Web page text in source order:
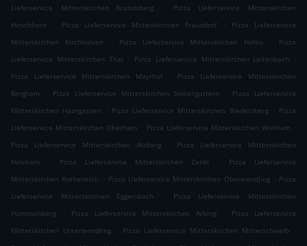
Lieferservice Mitterskirchen Krandsberg
.
Pizza Lieferservice Mitterskirchen
Hirschhorn
. Pizza Lieferservice Mitterskirchen Fraundorf .
Pizza Lieferservice
Mitterskirchen Kirchholzen
. Pizza Lieferservice Mitterskirchen Hofau .
Pizza
Lieferservice Mitterskirchen Thal
. Pizza Lieferservice Mitterskirchen Leitenbach
.
Pizza Lieferservice Mitterskirchen Mayrhof
.
Pizza Lieferservice Mitterskirchen
Bergham
. Pizza Lieferservice Mitterskirchen Siebengattern .
Pizza Lieferservice
Mitterskirchen Haargassen
. Pizza Lieferservice Mitterskirchen Biedersberg . Pizza
Lieferservice Mitterskirchen Oberham . Pizza Lieferservice Mitterskirchen Winiham .
Pizza Lieferservice Mitterskirchen Atzberg
.
Pizza Lieferservice Mitterskirchen
Holzham
. Pizza Lieferservice Mitterskirchen Zankl .
Pizza Lieferservice
Mitterskirchen Rotheneich
. Pizza Lieferservice Mitterskirchen Oberwendling . Pizza
Lieferservice Mitterskirchen Eggersbach
.
Pizza Lieferservice Mitterskirchen
Hummelsberg
. Pizza Lieferservice Mitterskirchen Arbing .
Pizza Lieferservice
Mitterskirchen Unterwendling
. Pizza Lieferservice Mitterskirchen Mitterschweib
.